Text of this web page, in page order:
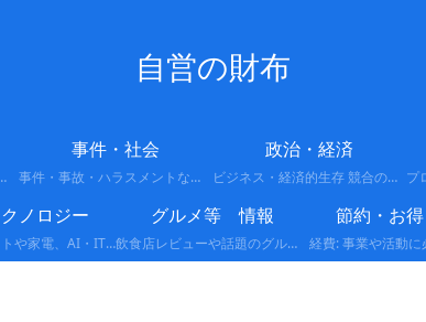
自営の財布
炎上・注意喚起
事件・社会
事件・事故・ハラスメントなどの最新情報や背景をわかりやすくまとめています。
政治・経済
ビジネス・経済的生存 競合の多い市場で生き残るための戦略です。 差別化: 他者がやっていない独自の強みを作る。 ランチェスター戦略: 弱者が強者に勝つための局地戦の展開。 副業・複業: 収入源を分散させ、リスクを回避する。
ノロジー
最新ガジェットや家電、AI・IT関連など、テクノロジーに関する情報をまとめています。便利な製品レビューや活用方法、注目の最新トレンドをわかりやすく解説します。
グルメ等 情報
飲食店レビューや話題のグルメ情報、新商品・限定メニューなど、食に関する情報をわかりやすくまとめています。実際に体験した感想やおすすめポイントも紹介します。
節約・お